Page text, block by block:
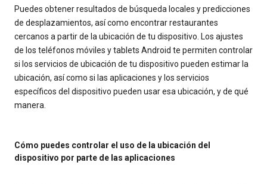
Puedes obtener resultados de búsqueda locales y predicciones
de desplazamientos, así como encontrar restaurantes
cercanos a partir de la ubicación de tu dispositivo. Los ajustes
de los teléfonos móviles y tablets Android te permiten controlar
si los servicios de ubicación de tu dispositivo pueden estimar la
ubicación, así como si las aplicaciones y los servicios
específicos del dispositivo pueden usar esa ubicación, y de qué
manera.
Cómo puedes controlar el uso de la ubicación del
dispositivo por parte de las aplicaciones